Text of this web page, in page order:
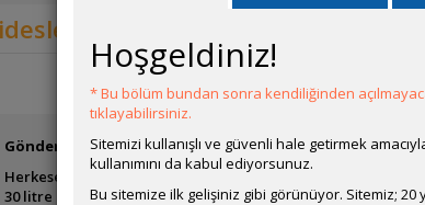
Üremesi Neden Durur?
Gönderim Zamanı: 12 Kasım 2025 14:12
Herkese selamlar.
30 litre bir nano bitkili tankım var. Tankta 5 adet Ember
Hoşgeldiniz!
* Bu bölüm bundan sonra kendiliğinden
tıklayabilirsiniz.
Sitemizi kullanışlı ve güvenli hale getirmek
kullanımını da kabul ediyorsunuz.
Bu sitemize ilk gelişiniz gibi görünüyor. Sitemiz; 20